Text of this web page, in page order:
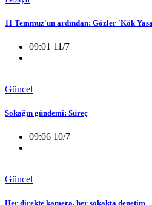
11 Temmuz'un ardından: Gözler 'Kök
09:01 11/7
Güncel
Sokağın gündemi: Süreç
09:06 10/7
Güncel
Her direkte kamera, her sokakta denetim